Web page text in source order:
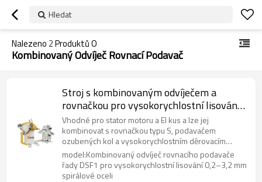
Hledat
Nalezeno 2Produktů O
Kombinovaný Odvíječ Rovnací Podavač
Stroj s kombinovaným odvíječem a
rovnačkou pro vysokorychlostní lisování
0,2 až 3,2 mm spirálové oceli
Vhodné pro stator motoru a EI kus a lze jej
kombinovat s rovnačkou typu S, podavačem
ozubených kol a vysokorychlostním děrovacím
strojem.
model:Kombinovaný odvíječ rovnacího podavače
řady DSF1 pro vysokorychlostní lisování 0,2–3,2 mm
spirálové oceli